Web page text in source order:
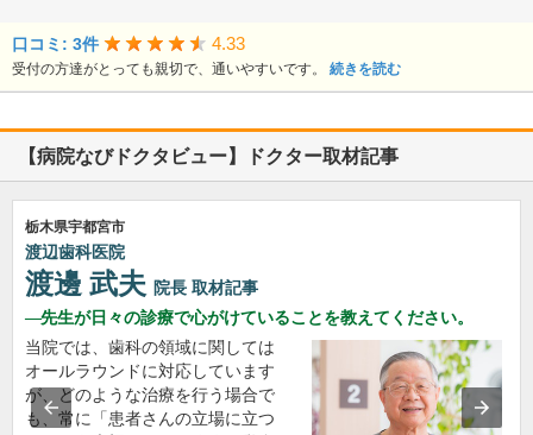
口コミ: 3件 4.33
受付の方達がとっても親切で、通いやすいです。 続きを読む
【病院なびドクタビュー】ドクター取材記事
栃木県宇都宮市
渡辺歯科医院
渡邊 武夫 院長 取材記事
先生が日々の診療で心がけていることを教えてください。
当院では、歯科の領域に関しては
オールラウンドに対応しています
が、どのような治療を行う場合で
も、常に「患者さんの立場に立つ